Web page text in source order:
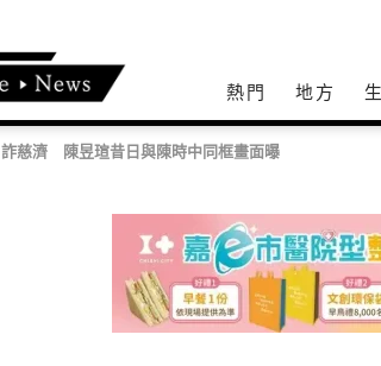
熱門 地方
詐慈濟 陳昱瑄昔日與陳時中同框畫面曝